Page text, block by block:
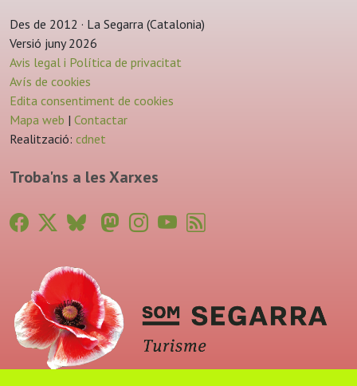
Des de 2012 · La Segarra (Catalonia)
Versió juny 2026
Avis legal i Política de privacitat
Avís de cookies
Edita consentiment de cookies
Mapa web | Contactar
Realització: cdnet
Troba'ns a les Xarxes